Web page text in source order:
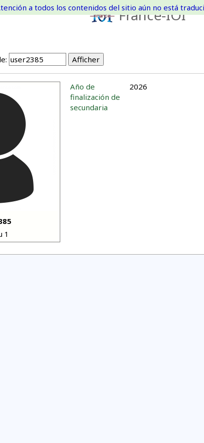
France-IOI
a todos los contenidos del sitio aún no está
1
Año de
finalización de
secundaria
2026